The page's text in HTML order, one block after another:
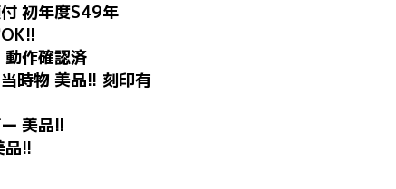
初年度S49年
作確認済
時物 美品!! 刻印有
美品!!
品!!